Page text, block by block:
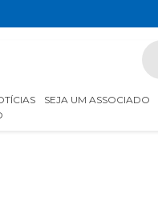
SEJA UM ASSOCIADO